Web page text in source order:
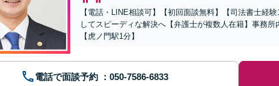
【電話・LINE相談可】【初回面談無料】【司法書士経
してスピーディな解決へ【弁護士が複数人在籍】事務
【虎ノ門駅1分】
電話で面談予約